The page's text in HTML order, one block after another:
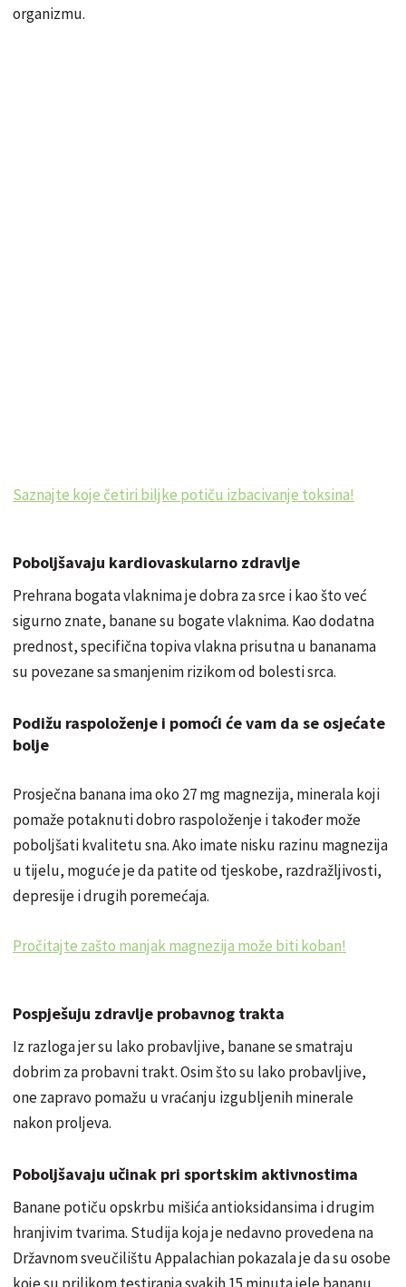
organizmu.
Saznajte koje četiri biljke potiču izbacivanje toksina!
Poboljšavaju kardiovaskularno zdravlje
Prehrana bogata vlaknima je dobra za srce i kao što već
sigurno znate, banane su bogate vlaknima. Kao dodatna
prednost, specifična topiva vlakna prisutna u bananama
su povezane sa smanjenim rizikom od bolesti srca.
Podižu raspoloženje i pomoći će vam da se osjećate
bolje
Prosječna banana ima oko 27 mg magnezija, minerala koji
pomaže potaknuti dobro raspoloženje i također može
poboljšati kvalitetu sna. Ako imate nisku razinu magnezija
u tijelu, moguće je da patite od tjeskobe, razdražljivosti,
depresije i drugih poremećaja.
Pročitajte zašto manjak magnezija može biti koban!
Pospješuju zdravlje probavnog trakta
Iz razloga jer su lako probavljive, banane se smatraju
dobrim za probavni trakt. Osim što su lako probavljive,
one zapravo pomažu u vraćanju izgubljenih minerale
nakon proljeva.
Poboljšavaju učinak pri sportskim aktivnostima
Banane potiču opskrbu mišića antioksidansima i drugim
hranjivim tvarima. Studija koja je nedavno provedena na
Državnom sveučilištu Appalachian pokazala je da su osobe